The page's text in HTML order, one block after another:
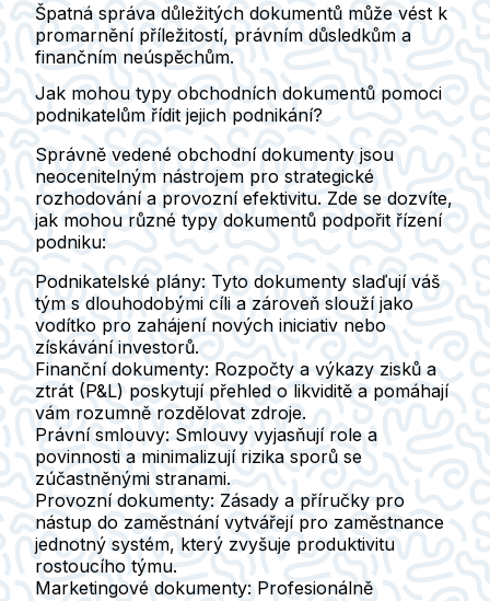
Špatná správa důležitých dokumentů může vést k
promarnění příležitostí, právním důsledkům a
finančním neúspěchům.
Jak mohou typy obchodních dokumentů pomoci
podnikatelům řídit jejich podnikání?
Správně vedené obchodní dokumenty jsou
neocenitelným nástrojem pro strategické
rozhodování a provozní efektivitu. Zde se dozvíte,
jak mohou různé typy dokumentů podpořit řízení
podniku:
Podnikatelské plány: Tyto dokumenty slaďují váš
tým s dlouhodobými cíli a zároveň slouží jako
vodítko pro zahájení nových iniciativ nebo
získávání investorů.
Finanční dokumenty: Rozpočty a výkazy zisků a
ztrát (P&L) poskytují přehled o likviditě a pomáhají
vám rozumně rozdělovat zdroje.
Právní smlouvy: Smlouvy vyjasňují role a
povinnosti a minimalizují rizika sporů se
zúčastněnými stranami.
Provozní dokumenty: Zásady a příručky pro
nástup do zaměstnání vytvářejí pro zaměstnance
jednotný systém, který zvyšuje produktivitu
rostoucího týmu.
Marketingové dokumenty: Profesionálně